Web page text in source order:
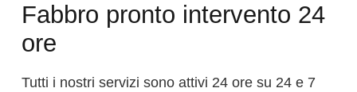
Fabbro pronto intervento 24
ore
Tutti i nostri servizi sono attivi 24 ore su 24 e 7